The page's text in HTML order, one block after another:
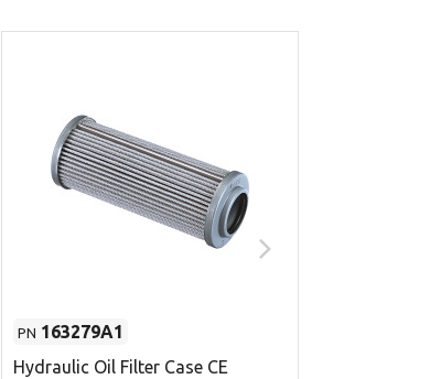
PN 163279A1
Hydraulic Oil Filter Case CE